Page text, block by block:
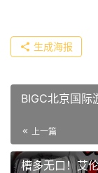
生成海报
BIGC北京国
上一篇
槽多无口！艾